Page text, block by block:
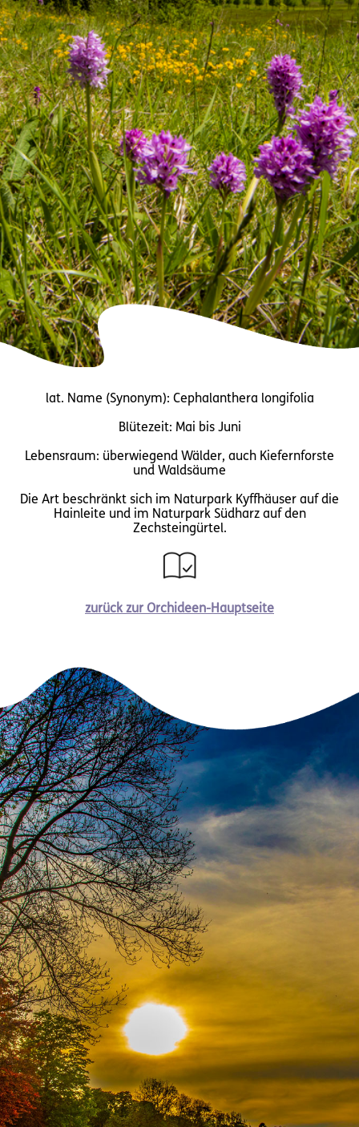
lat. Name (Synonym): Cephalanthera longifolia
Blütezeit: Mai bis Juni
Lebensraum: überwiegend Wälder, auch Kiefernforste
und Waldsäume
Die Art beschränkt sich im Naturpark Kyffhäuser auf die
Hainleite und im Naturpark Südharz auf den
Zechsteingürtel.
zurück zur Orchideen-Hauptseite